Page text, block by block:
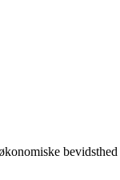
bevidsthed